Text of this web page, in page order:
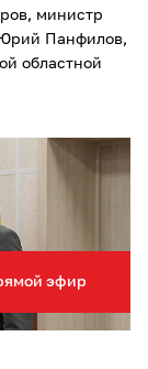
эфир
министр
Юрий Панфилов,
областной